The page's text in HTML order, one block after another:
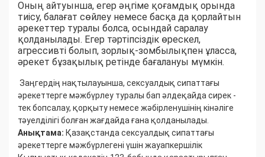
Оның айтуынша, егер әңгіме қоғамдық орында
тиісу, балағат сөйлеу немесе басқа да қорлайтын
әрекеттер туралы болса, осындай саралау
қолданылады. Егер тәртіпсіздік өрескел,
агрессивті болып, зорлық-зомбылықпен ұласса,
әрекет бұзақылық ретінде бағалануы мүмкін.
Заңгердің нақтылауынша, сексуалдық сипаттағы
әрекеттерге мәжбүрлеу туралы бап әлдеқайда сирек -
тек бопсалау, қорқыту немесе жәбірленушінің кінәліге
тәуелділігі болған жағдайда ғана қолданылады.
Анықтама: Қазақстанда сексуалдық сипаттағы
әрекеттерге мәжбүрлегені үшін жауапкершілік